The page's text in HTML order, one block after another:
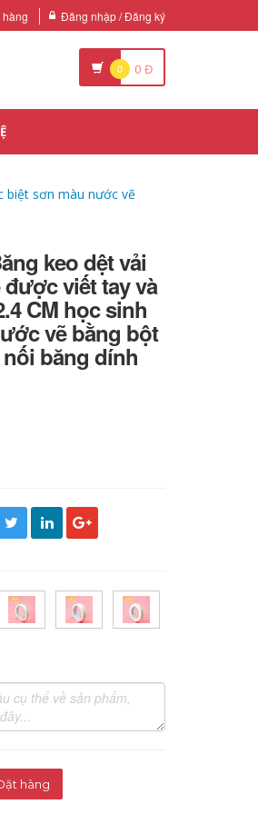
hàng Đăng nhập / Đăng ký
0 0 Đ
biệt sơn màu nước vẽ
keo dệt vải
viết tay và
CM học sinh
vẽ bằng bột
băng dính
Đặt hàng